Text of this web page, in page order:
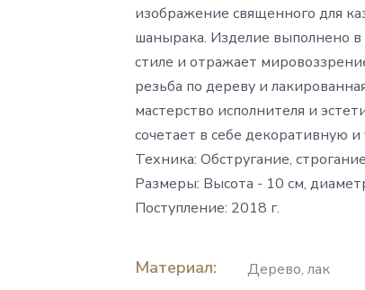
изображение священного для
шанырака. Изделие выполнено
стиле и отражает
резьба по дереву и
мастерство исполнителя и
сочетает в себе декоративную
Техника: Обстругание,
Размеры: Высота - 10 см,
Поступление: 2018 г.
Материал: Дерево, лак